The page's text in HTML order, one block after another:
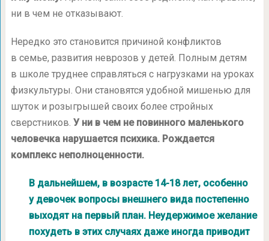
ни в чем не отказывают.
Нередко это становится причиной конфликтов
в семье, развития неврозов у детей. Полным детям
в школе труднее справляться с нагрузками на уроках
физкультуры. Они становятся удобной мишенью для
шуток и розыгрышей своих более стройных
сверстников. У ни в чем не повинного маленького
человечка нарушается психика. Рождается
комплекс неполноценности.
В дальнейшем, в возрасте 14-18 лет, особенно
у девочек вопросы внешнего вида постепенно
выходят на первый план. Неудержимое желание
похудеть в этих случаях даже иногда приводит